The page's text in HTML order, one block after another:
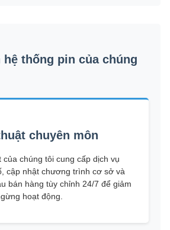
hệ thống pin của chúng
chuyên môn
chúng tôi cung cấp dịch vụ
cập nhật chương trình cơ sở và
bán hàng tùy chỉnh 24/7 để giảm
hoạt động.